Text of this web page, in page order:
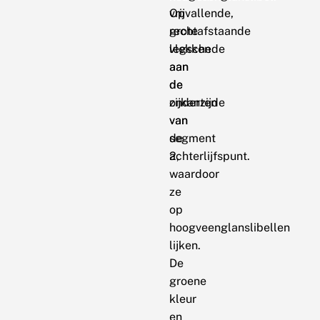
Opvallende,
rechtafstaande
legschede
aan
de
onderzijde
van
de
achterlijfspunt.
vrij
grote
vlekken
aan
de
zijkanten
van
segment
2,
waardoor
ze
op
hoogveenglanslibellen
lijken.
De
groene
kleur
en